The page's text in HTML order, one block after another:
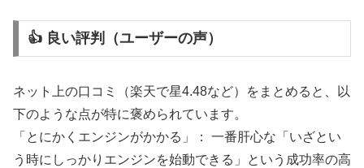
👍 良い評判（ユーザーの声）
ネット上の口コミ（楽天で星4.48など）をまとめると、以
下のような点が特に褒められています。
「とにかくエンジンがかかる」： 一番肝心な「いざとい
う時にしっかりエンジンを始動できる」という成功率の高